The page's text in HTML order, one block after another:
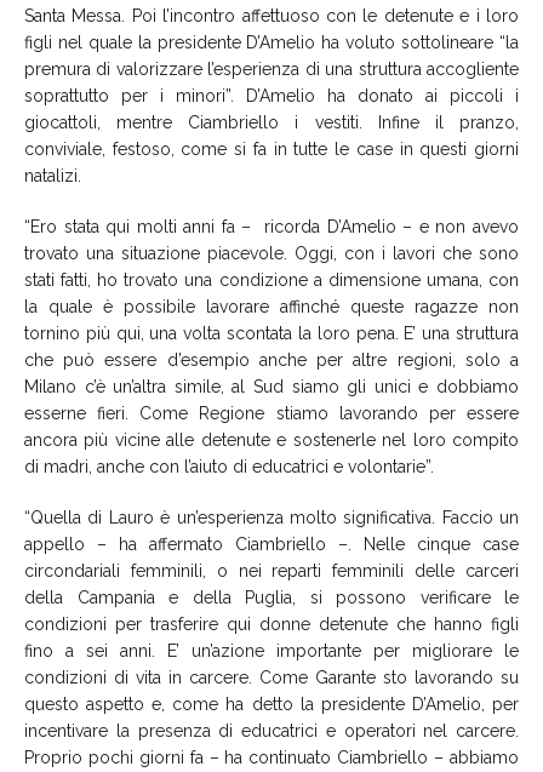
Santa Messa. Poi l’incontro affettuoso con le detenute e i loro
figli nel quale la presidente D’Amelio ha voluto sottolineare “la
premura di valorizzare l’esperienza di una struttura accogliente
soprattutto per i minori”. D’Amelio ha donato ai piccoli i
giocattoli, mentre Ciambriello i vestiti. Infine il pranzo,
conviviale, festoso, come si fa in tutte le case in questi giorni
natalizi.
“Ero stata qui molti anni fa – ricorda D’Amelio – e non avevo
trovato una situazione piacevole. Oggi, con i lavori che sono
stati fatti, ho trovato una condizione a dimensione umana, con
la quale è possibile lavorare affinché queste ragazze non
tornino più qui, una volta scontata la loro pena. E’ una struttura
che può essere d’esempio anche per altre regioni, solo a
Milano c’è un’altra simile, al Sud siamo gli unici e dobbiamo
esserne fieri. Come Regione stiamo lavorando per essere
ancora più vicine alle detenute e sostenerle nel loro compito
di madri, anche con l’aiuto di educatrici e volontarie”.
“Quella di Lauro è un’esperienza molto significativa. Faccio un
appello – ha affermato Ciambriello –. Nelle cinque case
circondariali femminili, o nei reparti femminili delle carceri
della Campania e della Puglia, si possono verificare le
condizioni per trasferire qui donne detenute che hanno figli
fino a sei anni. E’ un’azione importante per migliorare le
condizioni di vita in carcere. Come Garante sto lavorando su
questo aspetto e, come ha detto la presidente D’Amelio, per
incentivare la presenza di educatrici e operatori nel carcere.
Proprio pochi giorni fa – ha continuato Ciambriello – abbiamo